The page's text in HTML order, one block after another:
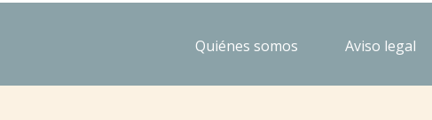
Quiénes somos Aviso legal